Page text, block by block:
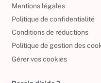
Mentions légales
Politique de confidentialité
Conditions de réductions
Politique de gestion des
Gérer vos cookies